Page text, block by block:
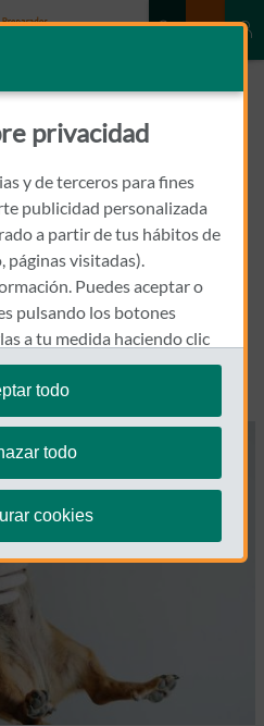
de torsión gástrica en perros?
la
torsión
perros?
Share
privacidad
y de terceros para fines
publicidad personalizada
a partir de tus hábitos de
páginas visitadas).
Puedes aceptar o
pulsando los botones
a tu medida haciendo clic
modificar tus ajustes de
en la sección
todo
todo
cookies